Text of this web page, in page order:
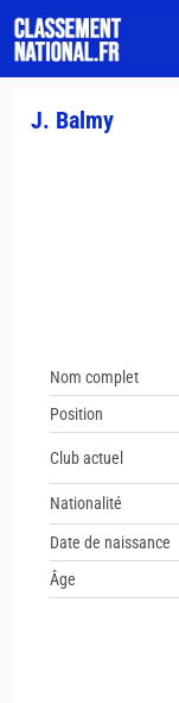
J. Balmy
Nom complet
Position
Club actuel
Nationalité
Date de naissance
Âge